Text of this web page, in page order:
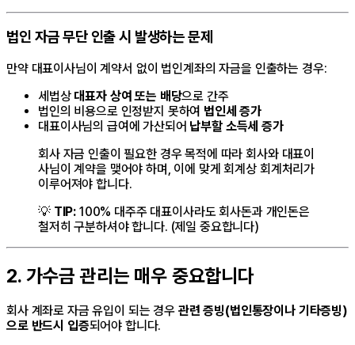
법인 자금 무단 인출 시 발생하는 문제
만약 대표이사님이 계약서 없이 법인계좌의 자금을 인출하는 경우:
세법상 대표자 상여 또는 배당으로 간주
법인의 비용으로 인정받지 못하여 법인세 증가
대표이사님의 급여에 가산되어 납부할 소득세 증가
회사 자금 인출이 필요한 경우 목적에 따라 회사와 대표이
사님이 계약을 맺어야 하며, 이에 맞게 회계상 회계처리가
이루어져야 합니다.
💡 TIP: 100% 대주주 대표이사라도 회사돈과 개인돈은
철저히 구분하셔야 합니다. (제일 중요합니다)
2. 가수금 관리는 매우 중요합니다
회사 계좌로 자금 유입이 되는 경우 관련 증빙(법인통장이나 기타증빙)
으로 반드시 입증되어야 합니다.